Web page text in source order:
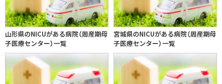
山形県のNICUがある病院（周産期母
子医療センター）一覧
宮城県のNICUがある病院（周産期母
子医療センター）一覧